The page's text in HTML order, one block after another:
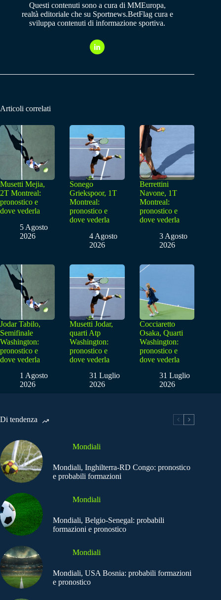
Questi contenuti sono a cura di MMEuropa,
realtà editoriale che su Sportnews.BetFlag cura e
sviluppa contenuti di informazione sportiva.
Articoli correlati
Musetti Mejia,
2T Montreal:
pronostico e
dove vederla
5 Agosto
2026
Sonego
Griekspoor, 1T
Montreal:
pronostico e
dove vederla
4 Agosto
2026
Berrettini
Navone, 1T
Montreal:
pronostico e
dove vederla
3 Agosto
2026
Jodar Tabilo,
Semifinale
Washington:
pronostico e
dove vederla
1 Agosto
2026
Musetti Jodar,
quarti Atp
Washington:
pronostico e
dove vederla
31 Luglio
2026
Cocciaretto
Osaka, Quarti
Washington:
pronostico e
dove vederla
31 Luglio
2026
Di tendenza
Mondiali
Mondiali, Inghilterra-RD Congo: pronostico
e probabili formazioni
Mondiali
Mondiali, Belgio-Senegal: probabili
formazioni e pronostico
Mondiali
Mondiali, USA Bosnia: probabili formazioni
e pronostico